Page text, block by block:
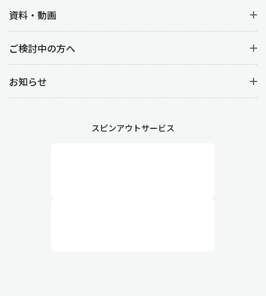
資料・動画
ご検討中の方へ
お知らせ
スピンアウトサービス